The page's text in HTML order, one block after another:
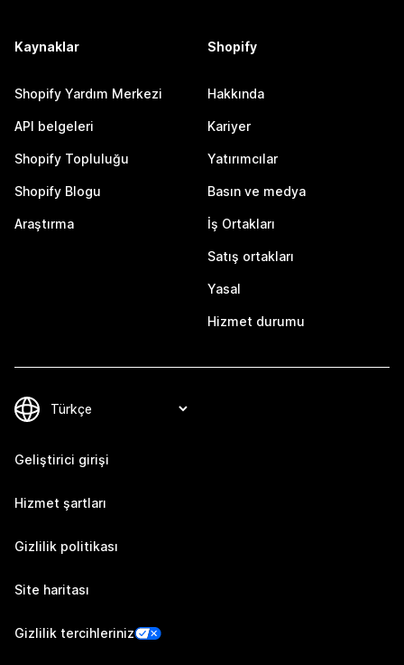
Kaynaklar
Shopify Yardım Merkezi
API belgeleri
Shopify Topluluğu
Shopify Blogu
Araştırma
Shopify
Hakkında
Kariyer
Yatırımcılar
Basın ve medya
İş Ortakları
Satış ortakları
Yasal
Hizmet durumu
Geliştirici girişi
Hizmet şartları
Gizlilik politikası
Site haritası
Gizlilik tercihleriniz